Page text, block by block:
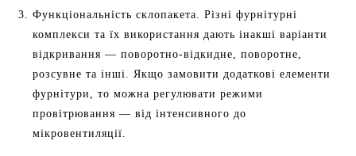
Функціональність склопакета. Різні фурнітурні
комплекси та їх використання дають інакші варіанти
відкривання — поворотно-відкидне, поворотне,
розсувне та інші. Якщо замовити додаткові елементи
фурнітури, то можна регулювати режими
провітрювання — від інтенсивного до
мікровентиляції.